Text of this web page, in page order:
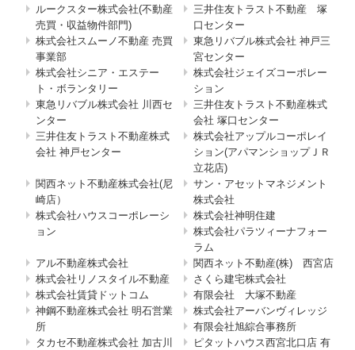
ルークスター株式会社(不動産
売買・収益物件部門)
三井住友トラスト不動産 塚
口センター
株式会社スムーノ不動産 売買
事業部
東急リバブル株式会社 神戸三
宮センター
株式会社シニア・エステー
ト・ボランタリー
株式会社ジェイズコーポレー
ション
東急リバブル株式会社 川西セ
ンター
三井住友トラスト不動産株式
会社 塚口センター
三井住友トラスト不動産株式
会社 神戸センター
株式会社アップルコーポレイ
ション(アパマンショップＪＲ
立花店)
関西ネット不動産株式会社(尼
崎店）
サン・アセットマネジメント
株式会社
株式会社ハウスコーポレーシ
ョン
株式会社神明住建
株式会社パラツィーナフォー
ラム
アル不動産株式会社
関西ネット不動産(株) 西宮店
株式会社リノスタイル不動産
さくら建宅株式会社
株式会社賃貸ドットコム
有限会社 大塚不動産
神鋼不動産株式会社 明石営業
所
株式会社アーバンヴィレッジ
有限会社旭綜合事務所
タカセ不動産株式会社 加古川
ピタットハウス西宮北口店 有